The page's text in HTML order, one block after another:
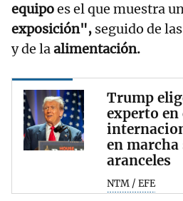
equipoes el que muestra
exposición", seguido de
y de laalimentación.
Trump
experto
en marcha
aranceles
NTM / EFE